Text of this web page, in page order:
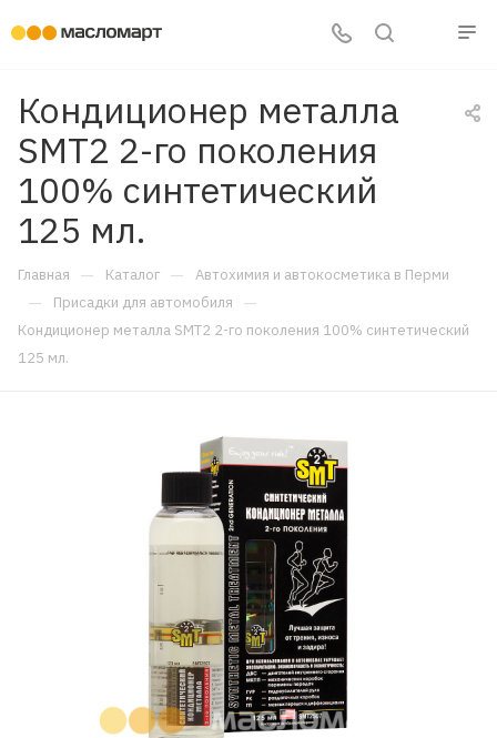
Кондиционер металла
SMT2 2-го поколения
100% cинтетический
125 мл.
Главная — Каталог — Автохимия и автокосметика в Перми
— Присадки для автомобиля —
Кондиционер металла SMT2 2-го поколения 100% cинтетический
125 мл.